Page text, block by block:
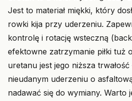
Jest to materiał miękki, który
rowki kija przy uderzeniu.
kontrolę i rotację wsteczną
efektowne zatrzymanie piłki tuż
uretanu jest jego niższa
nieudanym uderzeniu o
nadawać się do wymiany. Warto